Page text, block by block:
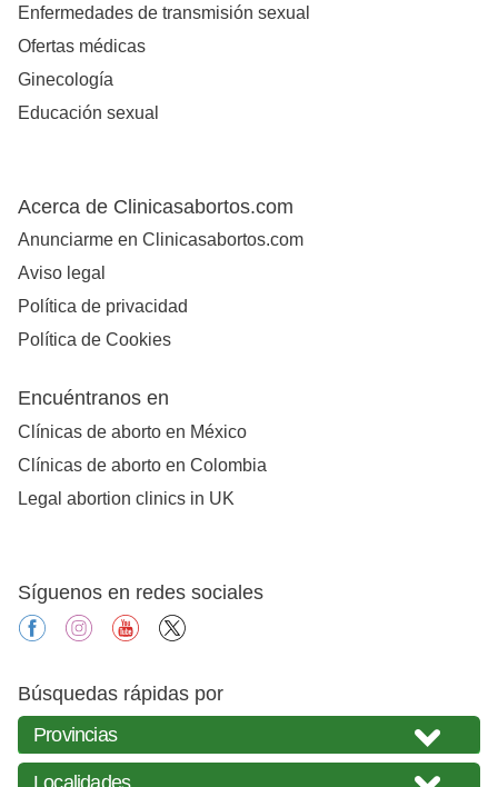
Enfermedades de transmisión sexual
Ofertas médicas
Ginecología
Educación sexual
Acerca de Clinicasabortos.com
Anunciarme en Clinicasabortos.com
Aviso legal
Política de privacidad
Política de Cookies
Encuéntranos en
Clínicas de aborto en México
Clínicas de aborto en Colombia
Legal abortion clinics in UK
Síguenos en redes sociales
facebookinstagramyoutube
Búsquedas rápidas por